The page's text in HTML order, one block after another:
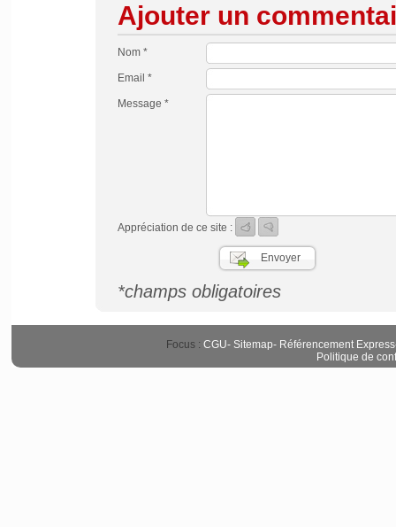
Ajouter un
Nom *
Email *
Message *
Appréciation de ce site :
*champs obligatoires
Focus : CGU- Sitemap- Référencement Express
Politique de